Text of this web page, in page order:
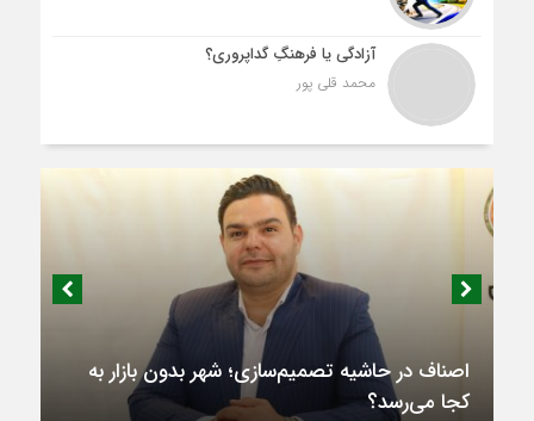
آزادگی یا فرهنگِ گداپروری؟
محمد قلی پور
اصناف در حاشیه تصمیم‌سازی؛ شهر بدون بازار به
کجا می‌رسد؟